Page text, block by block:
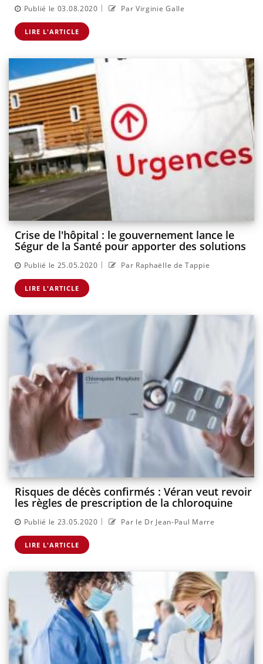
Publié le 03.08.2020 | Par Virginie Galle
LIRE L'ARTICLE
Crise de l'hôpital : le gouvernement lance le
Ségur de la Santé pour apporter des solutions
Publié le 25.05.2020 | Par Raphaëlle de Tappie
LIRE L'ARTICLE
Risques de décès confirmés : Véran veut revoir
les règles de prescription de la chloroquine
Publié le 23.05.2020 | Par le Dr Jean-Paul Marre
LIRE L'ARTICLE